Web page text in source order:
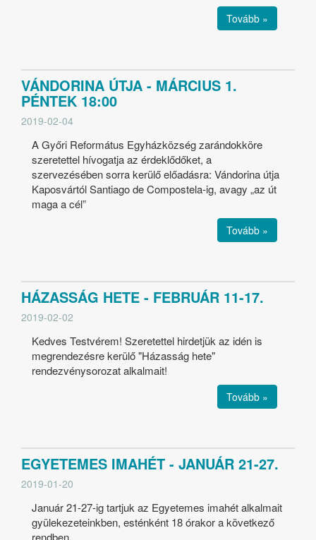
Tovább »
VÁNDORINA ÚTJA - MÁRCIUS 1.
PÉNTEK 18:00
2019-02-04
A Győri Református Egyházközség zarándokköre
szeretettel hívogatja az érdeklődőket, a
szervezésében sorra kerülő előadásra: Vándorina útja
Kaposvártól Santiago de Compostela-ig, avagy „az út
maga a cél”
Tovább »
HÁZASSÁG HETE - FEBRUÁR 11-17.
2019-02-02
Kedves Testvérem! Szeretettel hirdetjük az idén is
megrendezésre kerülő "Házasság hete"
rendezvénysorozat alkalmait!
Tovább »
EGYETEMES IMAHÉT - JANUÁR 21-27.
2019-01-20
Január 21-27-ig tartjuk az Egyetemes imahét alkalmait
gyülekezeteinkben, esténként 18 órakor a következő
rendben.